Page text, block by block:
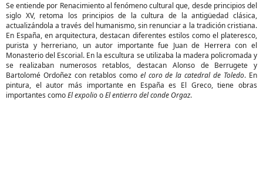
Se entiende por Renacimiento al fenómeno cultural que, desde principios del
siglo XV, retoma los principios de la cultura de la antigüedad clásica,
actualizándola a través del humanismo, sin renunciar a la tradición cristiana.
En España, en arquitectura, destacan diferentes estilos como el plateresco,
purista y herreriano, un autor importante fue Juan de Herrera con el
Monasterio del Escorial. En la escultura se utilizaba la madera policromada y
se realizaban numerosos retablos, destacan Alonso de Berrugete y
Bartolomé Ordoñez con retablos como el coro de la catedral de Toledo. En
pintura, el autor más importante en España es El Greco, tiene obras
importantes comoEl expoliooEl entierro del conde Orgaz.